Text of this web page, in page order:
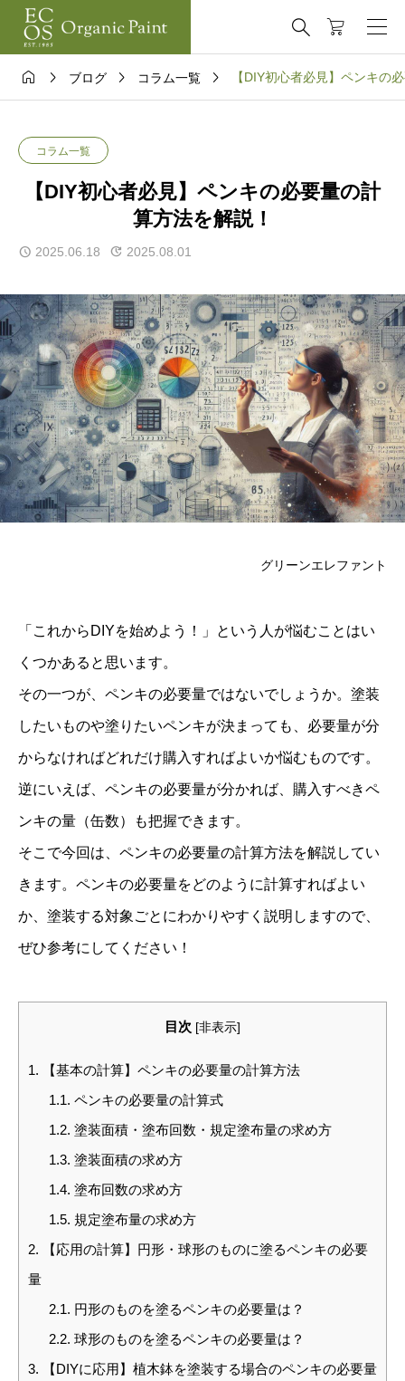

  ブログ  コラム一覧  【DIY初心者必見】ペンキの
コラム一覧
【DIY初心者必見】ペンキの必要量の計
算方法を解説！
2025.06.18 2025.08.01
グリーンエレファント
「これからDIYを始めよう！」という人が悩むことはい
くつかあると思います。
その一つが、ペンキの必要量ではないでしょうか。塗装
したいものや塗りたいペンキが決まっても、必要量が分
からなければどれだけ購入すればよいか悩むものです。
逆にいえば、ペンキの必要量が分かれば、購入すべきペ
ンキの量（缶数）も把握できます。
そこで今回は、ペンキの必要量の計算方法を解説してい
きます。ペンキの必要量をどのように計算すればよい
か、塗装する対象ごとにわかりやすく説明しますので、
ぜひ参考にしてください！
目次 [非表示]
1. 【基本の計算】ペンキの必要量の計算方法
1.1. ペンキの必要量の計算式
1.2. 塗装面積・塗布回数・規定塗布量の求め方
1.3. 塗装面積の求め方
1.4. 塗布回数の求め方
1.5. 規定塗布量の求め方
2. 【応用の計算】円形・球形のものに塗るペンキの必要
量
2.1. 円形のものを塗るペンキの必要量は？
2.2. 球形のものを塗るペンキの必要量は？
3. 【DIYに応用】植木鉢を塗装する場合のペンキの必要量